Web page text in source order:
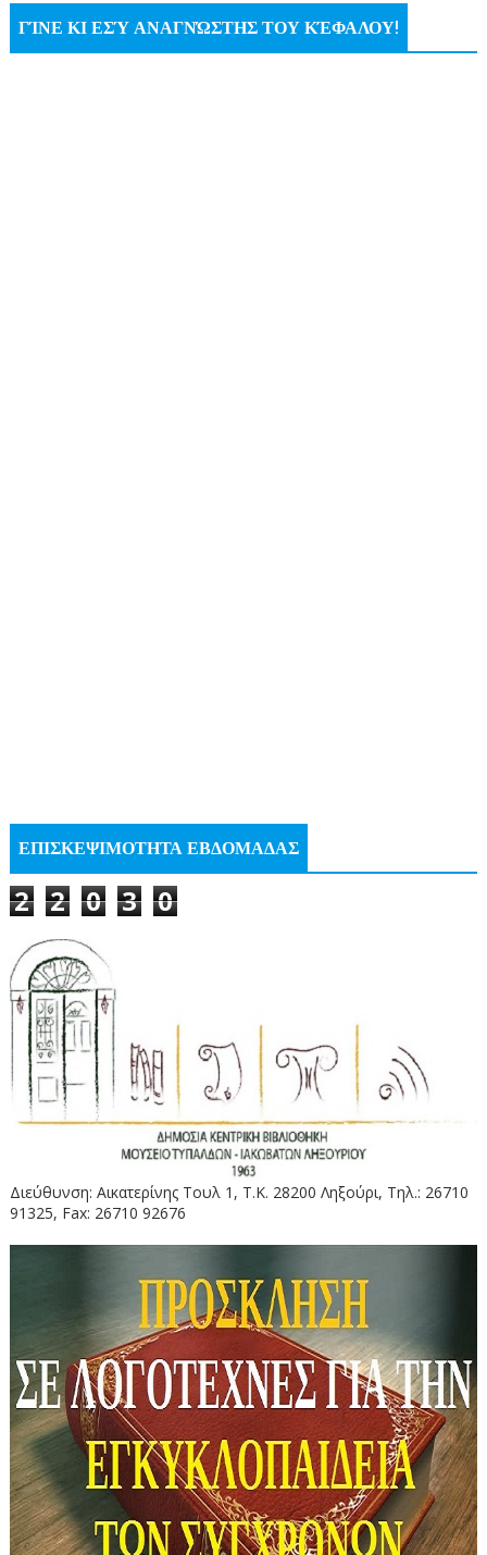
ΓΊΝΕ ΚΙ ΕΣΎ ΑΝΑΓΝΏΣΤΗΣ ΤΟΥ ΚΈΦΑΛΟΥ!
ΕΠΙΣΚΕΨΙΜΟΤΗΤΑ ΕΒΔΟΜΑΔΑΣ
2 2 0 3 0
Διεύθυνση: Αικατερίνης Τουλ 1, Τ.Κ. 28200 Ληξούρι, Τηλ.: 26710
91325, Fax: 26710 92676